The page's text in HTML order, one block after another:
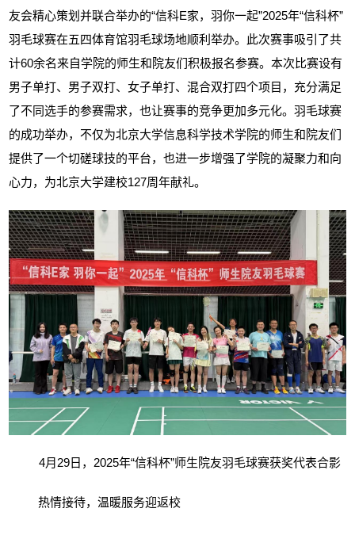
友会精心策划并联合举办的“信科E家，羽你一起”2025年“信科杯”
羽毛球赛在五四体育馆羽毛球场地顺利举办。此次赛事吸引了共
计60余名来自学院的师生和院友们积极报名参赛。本次比赛设有
男子单打、男子双打、女子单打、混合双打四个项目，充分满足
了不同选手的参赛需求，也让赛事的竞争更加多元化。羽毛球赛
的成功举办，不仅为北京大学信息科学技术学院的师生和院友们
提供了一个切磋球技的平台，也进一步增强了学院的凝聚力和向
心力，为北京大学建校127周年献礼。
4月 29日， 2025年“信科杯”师生院友羽毛球赛获奖代表合影
热情接待，温暖服务迎返校